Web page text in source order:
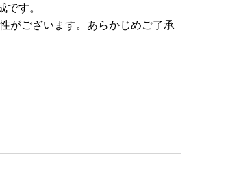
す。
がございます。あらかじめご了承